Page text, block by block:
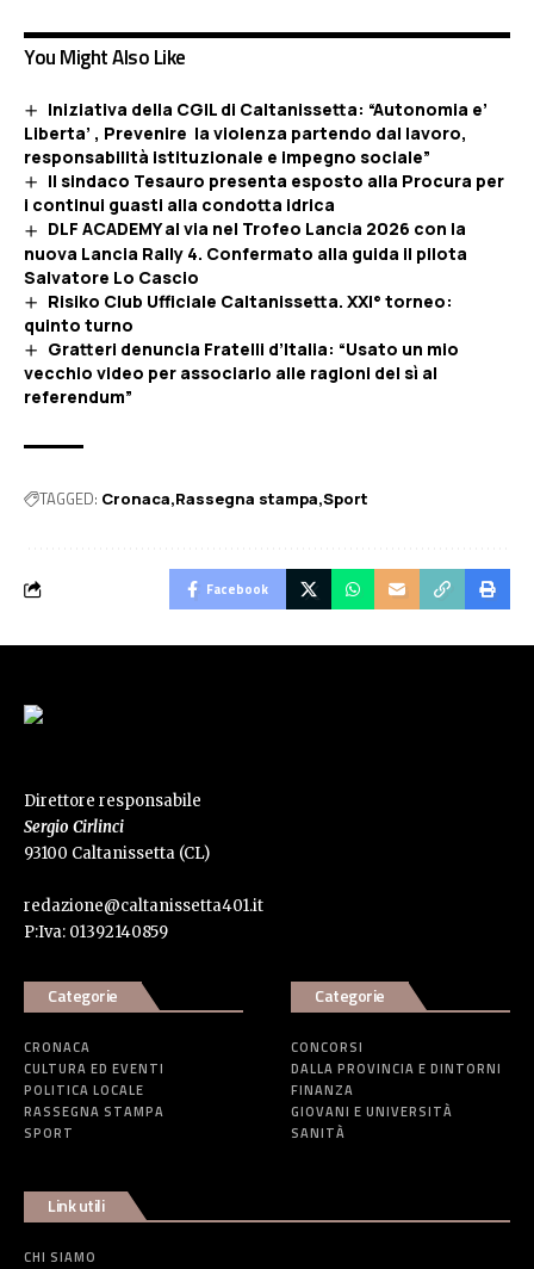
You Might Also Like
Iniziativa della CGIL di Caltanissetta: “Autonomia e’
Liberta’ , Prevenire la violenza partendo dal lavoro,
responsabilità istituzionale e impegno sociale”
Il sindaco Tesauro presenta esposto alla Procura per
i continui guasti alla condotta idrica
DLF ACADEMY al via nel Trofeo Lancia 2026 con la
nuova Lancia Rally 4. Confermato alla guida il pilota
Salvatore Lo Cascio
Risiko Club Ufficiale Caltanissetta. XXI° torneo:
quinto turno
Gratteri denuncia Fratelli d’Italia: “Usato un mio
vecchio video per associarlo alle ragioni del sì al
referendum”
TAGGED: Cronaca Rassegna stampa Sport
Facebook
Direttore responsabile
Sergio Cirlinci
93100 Caltanissetta (CL)
redazione@caltanissetta401.it
P:Iva: 01392140859
Categorie
CRONACA
CULTURA ED EVENTI
POLITICA LOCALE
RASSEGNA STAMPA
SPORT
Categorie
CONCORSI
DALLA PROVINCIA E DINTORNI
FINANZA
GIOVANI E UNIVERSITÀ
SANITÀ
Link utili
CHI SIAMO